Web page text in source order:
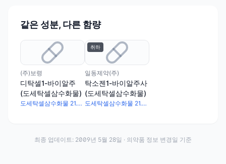
같은 성분, 다른 함량
(주)보령
디탁셀1-바이알주
(도세탁셀삼수화물)
도세탁셀삼수화물 21.34mg
취하
일동제약(주)
탁소젠1-바이알주사
(도세탁셀삼수화물)
도세탁셀삼수화물 21.34mg
최종 업데이트: 2009년 5월 28일 · 의약품 정보 변경일 기준